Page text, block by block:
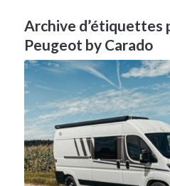
Archive d’étiquettes
Peugeot by Carado